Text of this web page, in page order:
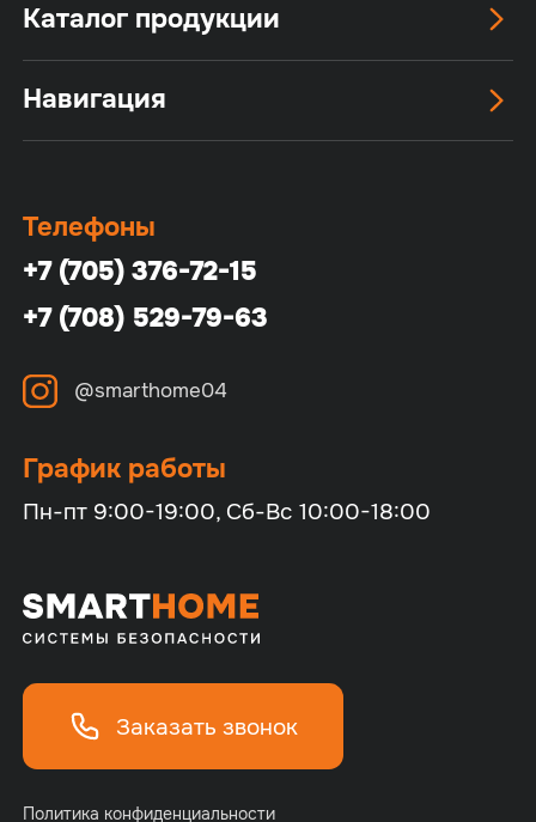
Заказать звонок
Политика конфиденциальности
Каталог продукции
Навигация
Телефоны
+7 (705) 376-72-15
+7 (708) 529-79-63
@smarthome04
График работы
Пн-пт 9:00-19:00, Сб-Вс 10:00-18:00